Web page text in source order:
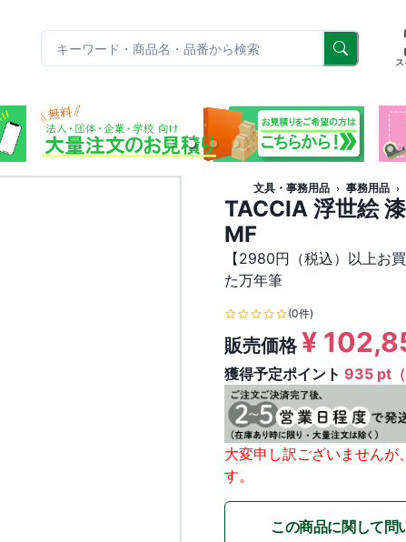
文具・事務用品 事務用品
TACCIA 浮世絵
MF
【2980円（税込）以上お
た万年筆
(0件)
販売価格¥
獲得予定ポイント 935 pt
大変申し訳ございませんが
す。
この商品に関して問